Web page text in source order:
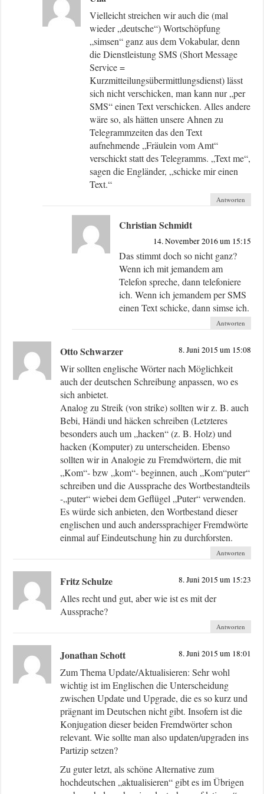
Vielleicht streichen wir auch die (mal
wieder „deutsche“) Wortschöpfung
„simsen“ ganz aus dem Vokabular, denn
die Dienstleistung SMS (Short Message
Service =
Kurzmitteilungsübermittlungsdienst) lässt
sich nicht verschicken, man kann nur „per
SMS“ einen Text verschicken. Alles andere
wäre so, als hätten unsere Ahnen zu
Telegrammzeiten das den Text
aufnehmende „Fräulein vom Amt“
verschickt statt des Telegramms. „Text me“,
sagen die Engländer, „schicke mir einen
Text.“
Antworten
Christian Schmidt
14. November 2016 um 15:15
Das stimmt doch so nicht ganz?
Wenn ich mit jemandem am
Telefon spreche, dann telefoniere
ich. Wenn ich jemandem per SMS
einen Text schicke, dann simse ich.
Antworten
Otto Schwarzer 8. Juni 2015 um 15:08
Wir sollten englische Wörter nach Möglichkeit
auch der deutschen Schreibung anpassen, wo es
sich anbietet.
Analog zu Streik (von strike) sollten wir z. B. auch
Bebi, Händi und häcken schreiben (Letzteres
besonders auch um „hacken“ (z. B. Holz) und
hacken (Komputer) zu unterscheiden. Ebenso
sollten wir in Analogie zu Fremdwörtern, die mit
„Kom“- bzw „kom“- beginnen, auch „Kom“puter“
schreiben und die Aussprache des Wortbestandteils
-„puter“ wiebei dem Geflügel „Puter“ verwenden.
Es würde sich anbieten, den Wortbestand dieser
englischen und auch anderssprachiger Fremdwörte
einmal auf Eindeutschung hin zu durchforsten.
Antworten
Fritz Schulze 8. Juni 2015 um 15:23
Alles recht und gut, aber wie ist es mit der
Aussprache?
Antworten
Jonathan Schott 8. Juni 2015 um 18:01
Zum Thema Update/Aktualisieren: Sehr wohl
wichtig ist im Englischen die Unterscheidung
zwischen Update und Upgrade, die es so kurz und
prägnant im Deutschen nicht gibt. Insofern ist die
Konjugation dieser beiden Fremdwörter schon
relevant. Wie sollte man also updaten/upgraden ins
Partizip setzen?
Zu guter letzt, als schöne Alternative zum
hochdeutschen „aktualisieren“ gibt es im Übrigen